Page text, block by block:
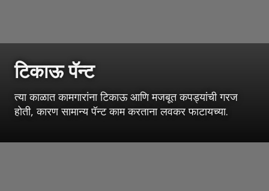
टिकाऊ पॅन्ट
त्या काळात कामगारांना टिकाऊ आणि मजबूत कपड्यांची गरज
होती, कारण सामान्य पॅन्ट काम करताना लवकर फाटायच्या.